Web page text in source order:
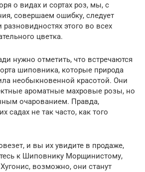
о видах и сортах роз, мы, с
совершаем ошибку, следует
разновидностях этого во всех
цветка.
нужно отметить, что встречаются
шиповника, которые природа
необыкновенной красотой. Они
ароматные махровые розы, но
очарованием. Правда,
садах не так часто, как того
и вы их увидите в продаже,
к Шиповнику Морщинистому,
возможно, они станут